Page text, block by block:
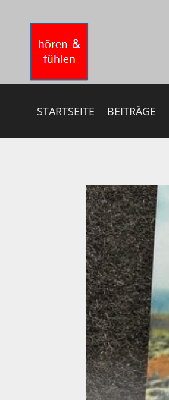
springen
STARTSEITE BEITRÄGE